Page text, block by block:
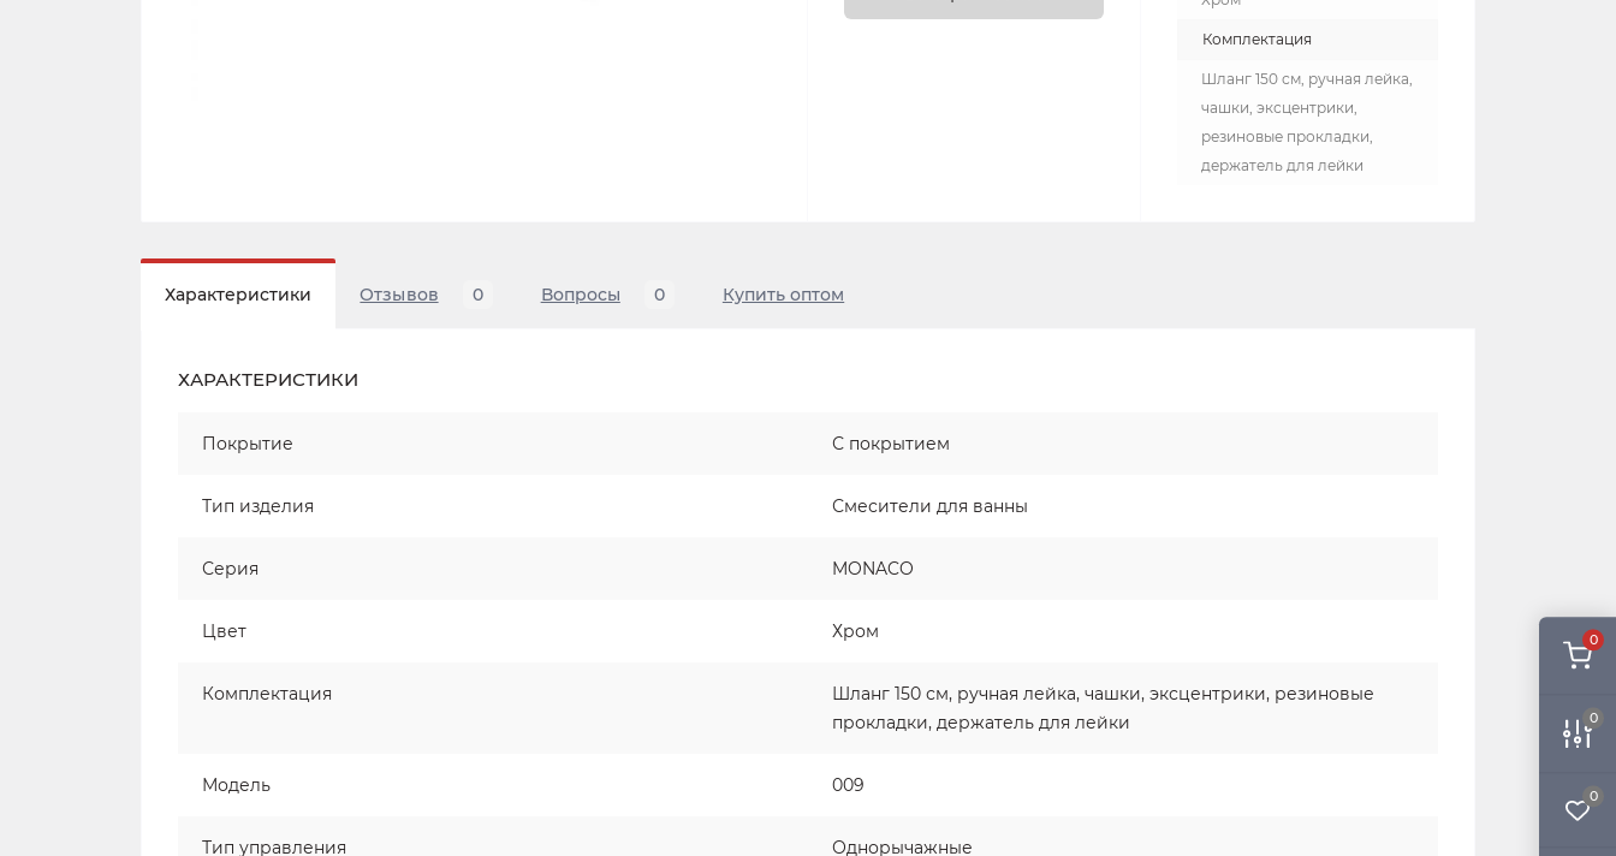
0
0
0
Комплектация
Шланг 150 см, ручная лейка,
чашки, эксцентрики,
резиновые прокладки,
держатель для лейки
Характеристики Отзывов 0 Вопросы 0 Купить оптом
ХАРАКТЕРИСТИКИ
Покрытие С покрытием
Тип изделия Смесители для ванны
Серия MONACO
Цвет Хром
Комплектация
Шланг 150 см, ручная лейка, чашки, эксцентрики, резиновые
прокладки, держатель для лейки
Модель 009
Тип управления Однорычажные